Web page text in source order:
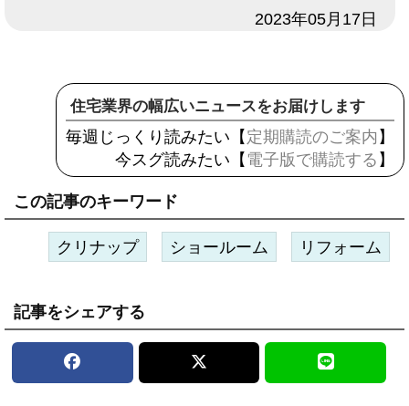
2023年05月17日
住宅業界の幅広いニュースをお届けします
毎週じっくり読みたい【 定期購読のご案内 】
今スグ読みたい【 電子版で購読する 】
この記事のキーワード
クリナップ ショールーム リフォーム
記事をシェアする